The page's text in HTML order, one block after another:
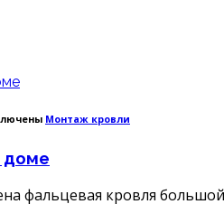
Монтаж кровли
доме
фальцевая кровля